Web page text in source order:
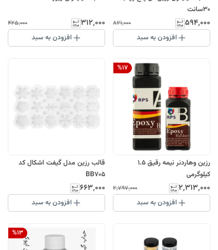
30سانت
۵۹۴٬۰۰۰ ۸۲۱٬۰۰۰
افزودن به سبد
۳۱۲٬۰۰۰ ۴۲۵٬۰۰۰
افزودن به سبد
%17
رزین و‌هاردنر نیمه رقیق ۱.۵
کیلوگرمی
۲٬۳۱۳٬۰۰۰ ۲٬۷۹۷٬۰۰۰
افزودن به سبد
قالب رزین مدل گیفت اشکال کد
BB705
۶۶۳٬۰۰۰
افزودن به سبد
%13